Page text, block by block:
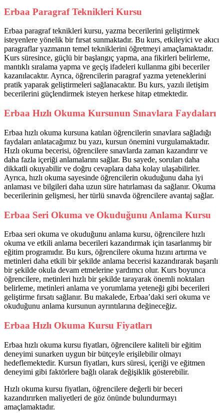
Erbaa Paragraf Teknikleri Kursu
Erbaa paragraf teknikleri kursu, yazma becerilerini geliştirmek
isteyenlere yönelik bir fırsat sunmaktadır. Bu kurs, etkileyici ve akıcı
paragraflar yazmanın temel tekniklerini öğretmeyi amaçlamaktadır.
Kurs süresince, güçlü bir başlangıç yapma, ana fikirleri belirleme,
mantıklı sıralama yapma ve geçiş ifadeleri kullanma gibi beceriler
kazanılacaktır. Ayrıca, öğrencilerin paragraf yazma yeteneklerini
pratik yaparak geliştirmeleri sağlanacaktır. Bu kurs, yazılı iletişim
becerilerini güçlendirmek isteyen herkese hitap etmektedir.
Erbaa Hızlı Okuma Kursunun Sınavlara Faydaları
Erbaa hızlı okuma kursuna katılan öğrencilerin sınavlara sağladığı
faydaları anlatacağımız bu yazı, kursun önemini vurgulamaktadır.
Hızlı okuma becerisi, öğrencilere sınavlarda zaman kazandırır ve
daha fazla içeriği anlamalarını sağlar. Bu sayede, soruları daha
dikkatli okuyabilir ve doğru cevaplara daha kolay ulaşabilirler.
Ayrıca, hızlı okuma sayesinde öğrencilerin okuduğunu daha iyi
anlaması ve bilgileri daha uzun süre hatırlaması da sağlanır. Okuma
becerilerinin gelişmesi, her türlü sınavda öğrencilere avantaj sağlar.
Erbaa Seri Okuma ve Okuduğunu Anlama Kursu
Erbaa seri okuma ve okuduğunu anlama kursu, öğrencilere hızlı
okuma ve etkili anlama becerileri kazandırmak için tasarlanmış bir
eğitim programıdır. Bu kurs, öğrencilere okuma hızını artırma ve
metinleri daha etkili bir şekilde anlama becerisi kazandırarak başarılı
bir şekilde okula devam etmelerine yardımcı olur. Kurs boyunca
öğrencilere, metinleri hızlı bir şekilde tarayarak önemli noktaları
belirleme, metinleri anlama ve yorumlama yeteneği gibi becerileri
geliştirme fırsatı sağlanır. Bu makalede, Erbaa’daki seri okuma ve
okuduğunu anlama kursunun ayrıntılarına değineceğiz.
Erbaa Hızlı Okuma Kursu Fiyatları
Erbaa hızlı okuma kursu fiyatları, öğrencilere kaliteli bir eğitim
deneyimi sunarken uygun bir bütçeyle erişilebilir olmayı
hedeflemektedir. Kursun fiyatları, kurs süresi, içeriği ve eğitmen
deneyimi gibi faktörlere bağlı olarak değişiklik gösterebilir.
Hızlı okuma kursu fiyatları, öğrencilere değerli bir beceri
kazandırırken maliyetleri de göz önünde bulundurmayı
amaçlamaktadır.